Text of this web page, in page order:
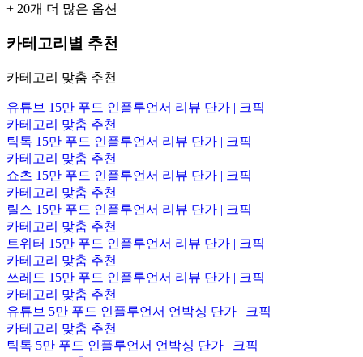
+ 20개 더 많은 옵션
카테고리별 추천
카테고리 맞춤 추천
유튜브 15만 푸드 인플루언서 리뷰 단가 | 크픽
카테고리 맞춤 추천
틱톡 15만 푸드 인플루언서 리뷰 단가 | 크픽
카테고리 맞춤 추천
쇼츠 15만 푸드 인플루언서 리뷰 단가 | 크픽
카테고리 맞춤 추천
릴스 15만 푸드 인플루언서 리뷰 단가 | 크픽
카테고리 맞춤 추천
트위터 15만 푸드 인플루언서 리뷰 단가 | 크픽
카테고리 맞춤 추천
쓰레드 15만 푸드 인플루언서 리뷰 단가 | 크픽
카테고리 맞춤 추천
유튜브 5만 푸드 인플루언서 언박싱 단가 | 크픽
카테고리 맞춤 추천
틱톡 5만 푸드 인플루언서 언박싱 단가 | 크픽